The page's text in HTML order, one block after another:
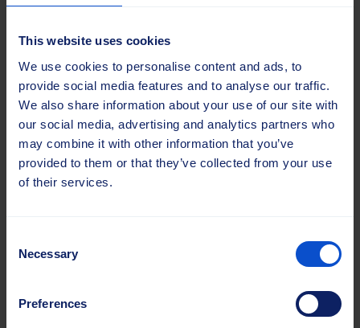
This website uses cookies
We use cookies to personalise content and ads, to
provide social media features and to analyse our traffic.
We also share information about your use of our site with
our social media, advertising and analytics partners who
may combine it with other information that you’ve
provided to them or that they’ve collected from your use
of their services.
Selection
Necessary
Preferences
Hihnaharjat
Hihnaharjat varmistavat kuljettimien moitteettoman
toiminnan poistamalla roskat ja estämällä likaantumista. Ne
voidaan räätälöidä koon ja harjatyypin mukaan.